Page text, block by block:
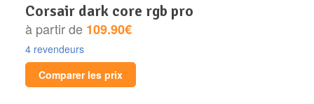
corsair dark core rgb pro
à partir de 109.90€
4 revendeurs
Comparer les prix